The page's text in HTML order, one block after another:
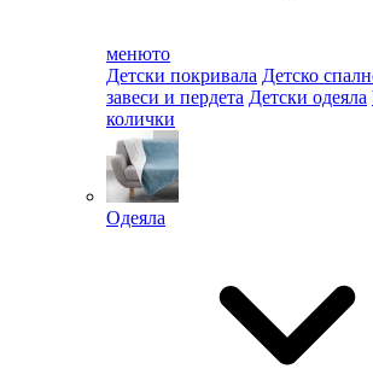
менюто
Детски покривала Детско
завеси и пердета Детски одеяла
колички
Одеяла